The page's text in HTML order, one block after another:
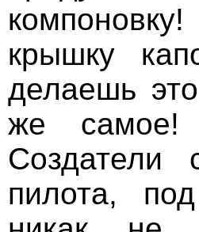
крышку
делаешь
же самое!
Создатели
пилота,